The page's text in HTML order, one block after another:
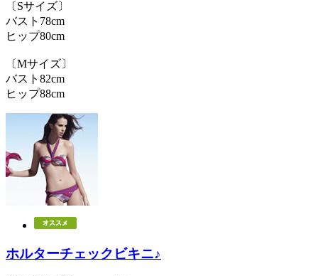
〔Sサイズ〕
バスト78cm
ヒップ80cm
〔Mサイズ〕
バスト82cm
ヒップ88cm
ホルターチェックビキニ♪